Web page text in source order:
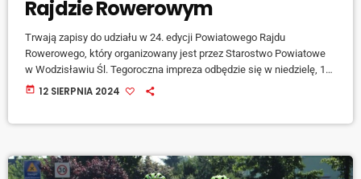
Rajdzie Rowerowym
Trwają zapisy do udziału w 24. edycji Powiatowego Rajdu
Rowerowego, który organizowany jest przez Starostwo Powiatowe
w Wodzisławiu Śl. Tegoroczna impreza odbędzie się w niedzielę, 1
września, a cykliści będą mieli do pokonania trasę o długości 29 km.
znajdować w Parku Jordanowskim: […]
today 12 SIERPNIA 2024